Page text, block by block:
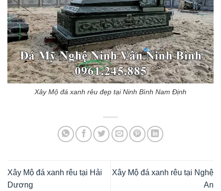
Xây Mộ đá xanh rêu đẹp tại Ninh Bình Nam Định
Xây Mộ đá xanh rêu tại Hải
Dương
Xây Mộ đá xanh rêu tại Nghệ
An